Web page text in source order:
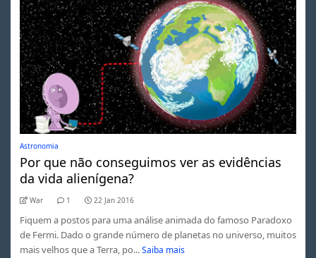
Astronomia
Por que não conseguimos ver as evidências
da vida alienígena?
War 1 22 Jan 2016
Fiquem a postos para uma análise animada do famoso Paradoxo
de Fermi. Dado o grande número de planetas no universo, muitos
mais velhos que a Terra, po... Saiba mais